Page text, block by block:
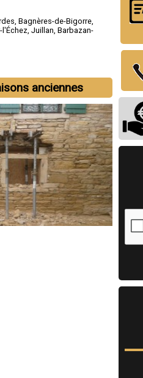
,Bagnères-de-Bigorre
l'Échez ,Juillan ,Barbazan-
anciennes